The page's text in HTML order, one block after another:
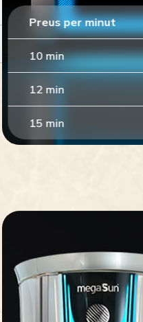
Preus per minut
10 min
12 min
15 min